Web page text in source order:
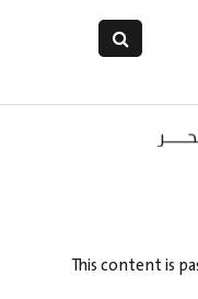
This content is